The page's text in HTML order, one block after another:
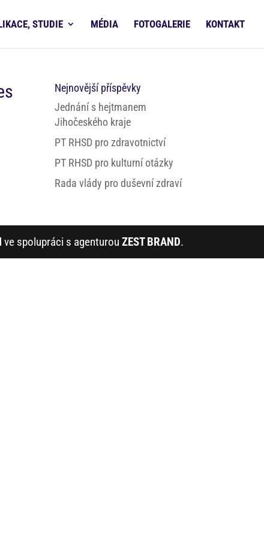
STUDIE MÉDIA FOTOGALERIE KONTAKT
Nejnovější příspěvky
Jednání s hejtmanem
Jihočeského kraje
PT RHSD pro zdravotnictví
PT RHSD pro kulturní otázky
Rada vlády pro duševní zdraví
ve spolupráci s agenturou ZEST BRAND.